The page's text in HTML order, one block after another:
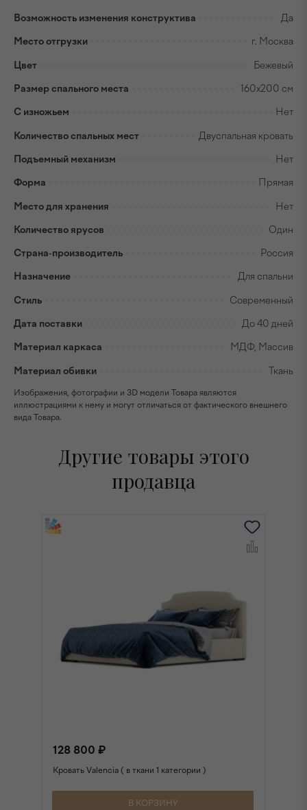
Возможность изменения конструктива Да
Место отгрузки г. Москва
Цвет Бежевый
Размер спального места 160x200 см
С изножьем Нет
Количество спальных мест Двуспальная кровать
Подъемный механизм Нет
Форма Прямая
Место для хранения Нет
Количество ярусов Один
Страна-производитель Россия
Назначение Для спальни
Стиль Современный
Дата поставки До 40 дней
Материал каркаса МДФ, Массив
Материал обивки Ткань
Изображения, фотографии и 3D модели Товара являются
иллюстрациями к нему и могут отличаться от фактического внешнего
вида Товара.
Другие товары этого
продавца
128 800 ₽
Кровать Valencia ( в ткани 1 категории )
В КОРЗИНУ